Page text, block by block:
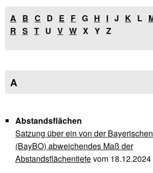
A B C D E F G H I J K L
R S T U V W X Y Z
A
Abstandsflächen
Satzung über ein von der
(BayBO) abweichendes Maß der
Abstandsflächentiefevom 18.12.2024